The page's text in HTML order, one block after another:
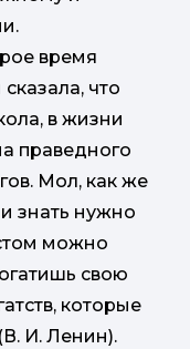
время
что
в жизни
праведного
Мол, как же
знать нужно
можно
свою
которые
И. Ленин).